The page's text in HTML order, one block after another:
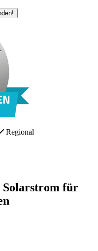
Regional
Solarstrom für